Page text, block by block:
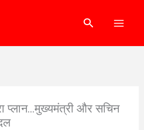
Search
प्लान…मुख्यमंत्री और सचिन